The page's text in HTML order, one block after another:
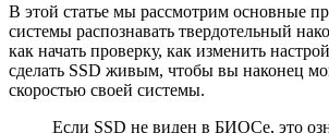
В этой статье мы рассмотрим основные
системы распознавать твердотельный
как начать проверку, как изменить
сделать SSD живым, чтобы вы наконец
скоростью своей системы.
Если SSD не виден в БИОСе, это